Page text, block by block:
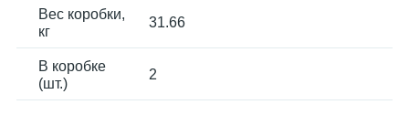
Вес коробки,
кг
31.66
В коробке
(шт.)
2